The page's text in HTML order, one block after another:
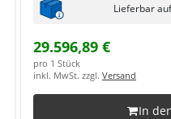
Lieferbar
29.596,89 €
pro 1 Stück
inkl. MwSt. zzgl. Versand
In